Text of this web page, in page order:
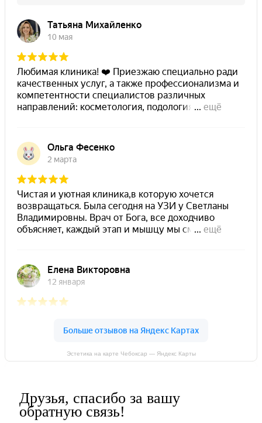
Эстетика на карте Чебоксар — Яндекс Карты
Друзья, спасибо за вашу
обратную связь!